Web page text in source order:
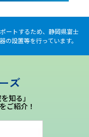
ートするため、静岡県富士
設置等を行っています。
ズ
知る」
ご紹介！